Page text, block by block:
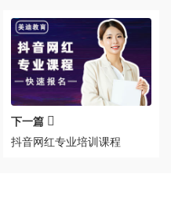
下一篇
抖音网红专业培训课程